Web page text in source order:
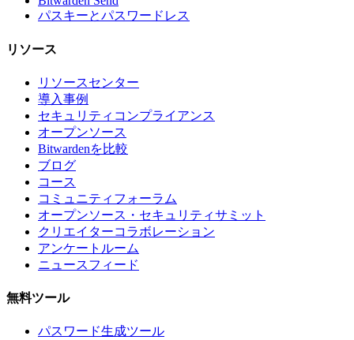
パスキーとパスワードレス
リソース
リソースセンター
導入事例
セキュリティコンプライアンス
オープンソース
Bitwardenを比較
ブログ
コース
コミュニティフォーラム
オープンソース・セキュリティサミット
クリエイターコラボレーション
アンケートルーム
ニュースフィード
無料ツール
パスワード生成ツール